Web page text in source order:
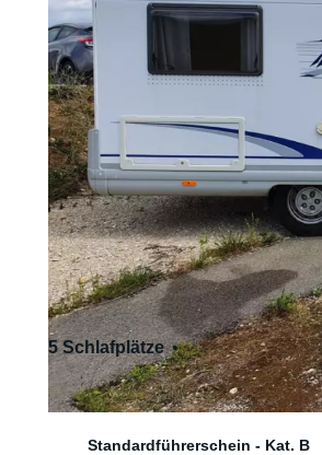
5 Schlafplätze
4 Sitzplätze
Standardführerschein - Kat. B